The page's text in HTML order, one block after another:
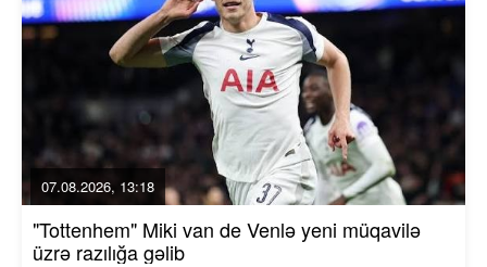
07.08.2026, 13:18
"Tottenhem" Miki van de Venlə yeni müqavilə
üzrə razılığa gəlib